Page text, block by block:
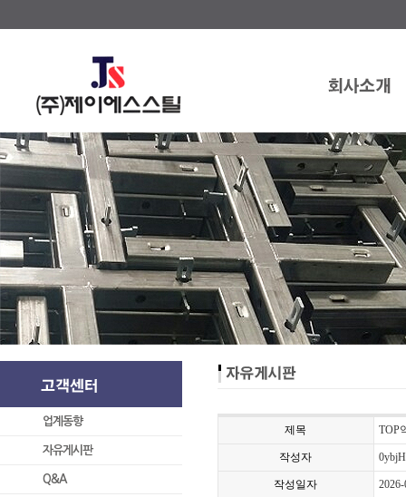
업계동향
자유게시판
Q&A
제목 TOP
작성자
작성일자